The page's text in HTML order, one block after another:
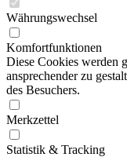
Währungswechsel
Komfortfunktionen
Diese Cookies werden
ansprechender zu
des Besuchers.
Merkzettel
Statistik & Tracking